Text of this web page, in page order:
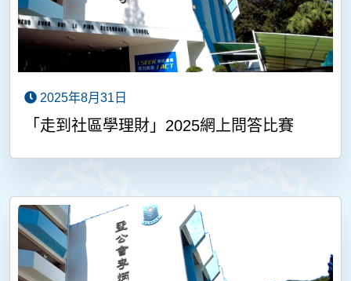
2025年8月31日
「走到社區學理財」2025網上問答比賽